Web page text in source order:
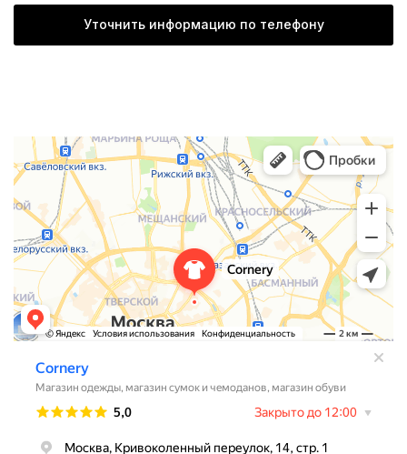
Уточнить информацию по телефону